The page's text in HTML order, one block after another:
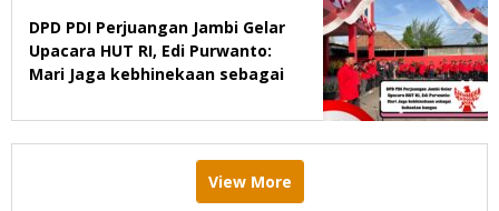
DPD PDI Perjuangan Jambi Gelar
Upacara HUT RI, Edi Purwanto:
Mari Jaga kebhinekaan sebagai
View More